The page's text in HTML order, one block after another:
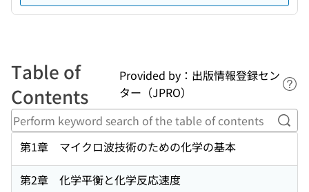
Table of
Contents
Provided by：出版情報登録セン
ター（JPRO）
第1章 マイクロ波技術のための化学の基本
第2章 化学平衡と化学反応速度